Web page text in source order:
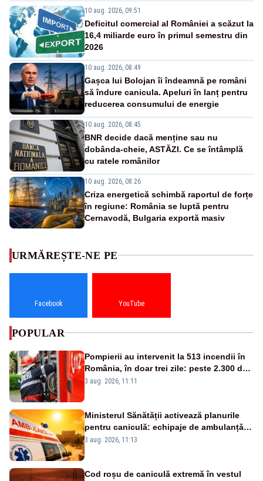
10 aug. 2026, 09:51
Deficitul comercial al României a scăzut la
16,4 miliarde euro în primul semestru din
2026
10 aug. 2026, 08:49
Gașca lui Bolojan îi îndeamnă pe români
să îndure canicula. Apeluri în lanț pentru
reducerea consumului de energie
10 aug. 2026, 08:45
BNR decide dacă menține sau nu
dobânda-cheie, ASTĂZI. Ce se întâmplă
cu ratele românilor
10 aug. 2026, 08:26
Criza energetică schimbă raportul de forțe
în regiune: România se luptă pentru
Cernavodă, Bulgaria exportă masiv
URMĂREȘTE-NE PE
Facebook YouTube
POPULAR
Pompierii au intervenit la 513 incendii în
România, în doar trei zile: peste 2.300 de
hectare de teren au fost afectate
3 aug. 2026, 11:11
Ministerul Sănătății activează planurile
pentru caniculă: echipaje de ambulanță
suplimentate, stocuri de medicamente
3 aug. 2026, 11:13
Cod roșu de caniculă extremă în vestul